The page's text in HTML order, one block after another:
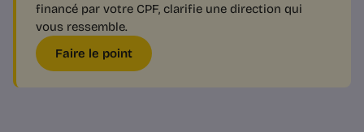
financé par votre CPF, clarifie une direction qui
vous ressemble.
Faire le point